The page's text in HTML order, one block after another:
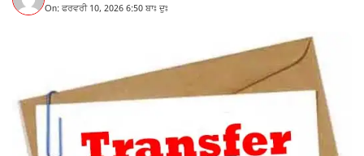
On: ਫਰਵਰੀ 10, 2026 6:50 ਬਾਃ ਦੁਃ